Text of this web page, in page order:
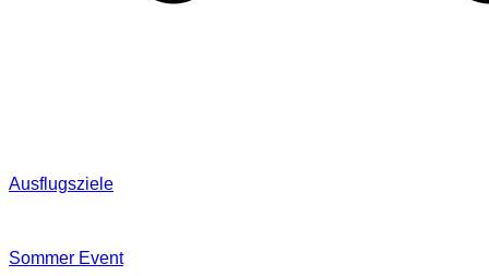
Ausflugsziele
Sommer Event